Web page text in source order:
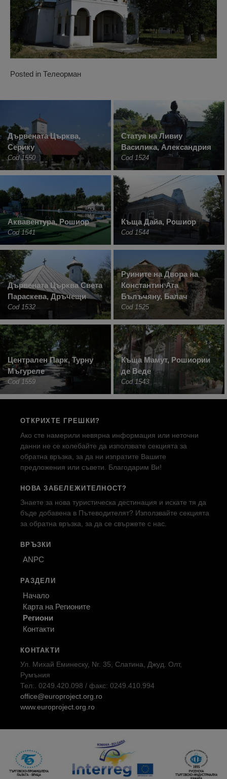
Posted in Телеорман
Дървената Църква,
Серику
Cod 1550
Статуя на Ливиу
Василика, Александрия
Cod 1524
Аквавентура, Рошиор
Cod 1541
Къща Дайа, Рошиор
Cod 1544
Дървената Църква Света
Параскева, Дръчещи
Cod 1532
Руините на Двора на
Константин Ага
Бълъчяну, Балач
Cod 1525
Централен Парк, Турну
Мъгуреле
Cod 1559
Къща Мамут, Рошиории
де Веде
Cod 1543
ОТКРИХТЕ ГРЕШКИ?
Ако сте намерили невярна информация или неточни
данни не се колебайте да използвате секцията за
обратна връзка, за да ни изпратите Вашите
предложения или съвети. Благодарим Ви!
НОВА ЗАБЕЛЕЖИТЕЛНОСТ?
Знаете за нова туристическа дестинация и искате тя да
бъде добавена в Пътеводителят? Използвайте секцията
за обратна връзка, за да се свържете с нас.
ВРЪЗКИ
ANPC
РАЗДЕЛИ
Начало
Карта на Регионите
Региони
Контакти
КОНТАКТИ
Ул. Михай Еминеску, Nr. 35, Слатина, Джуд. Олт,
Румъния
Тел:. 0249.420.098 / факс: 0249.410.994
office@europroject.org.ro
www.europroject.org.ro